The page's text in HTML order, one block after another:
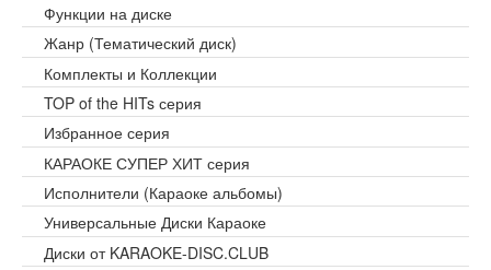
Функции на диске
Жанр (Тематический диск)
Комплекты и Коллекции
TOP of the HITs серия
Избранное серия
КАРАОКЕ СУПЕР ХИТ серия
Исполнители (Караоке альбомы)
Универсальные Диски Караоке
Диски от KARAOKE-DISC.CLUB